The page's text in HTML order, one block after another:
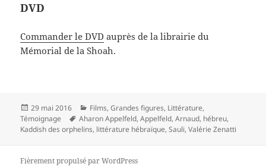
DVD
Commander le DVD auprès de la librairie du
Mémorial de la Shoah.
Publié
le
29 mai 2016 Catégories
Films,Grandes figures, Littérature,
Témoignage
Mots-
clés
Aharon Appelfeld,Appelfeld,Arnaud, hébreu,
Kaddish des orphelins, littérature hébraïque,Sauli,Valérie Zenatti
Fièrement propulsé par WordPress